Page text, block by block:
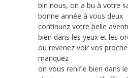
bin nous, on a bu à votre
bonne année à vous deux
continuez votre belle
bien dans les yeux et les
ou revenez voir vos
manquez
on vous renifle bien dans